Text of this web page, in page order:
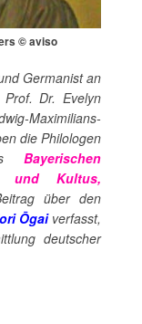
© aviso
Germanist an
Dr. Evelyn
Maximilians-
die Philologen
Bayerischen
und Kultus,
über den
Ōgaiverfasst,
deutscher